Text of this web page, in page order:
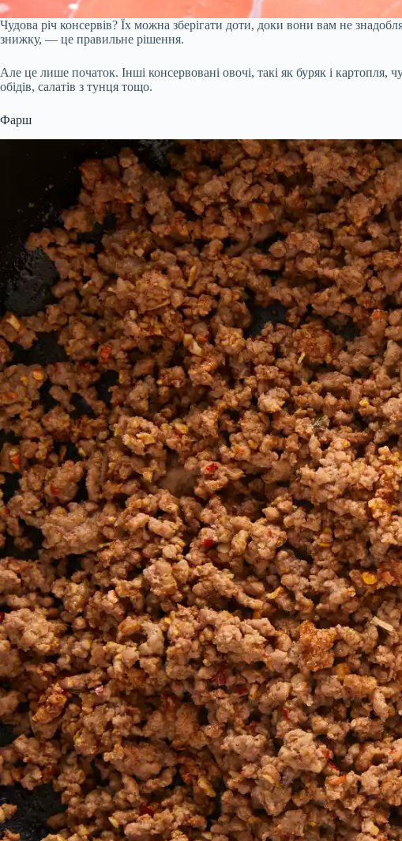
Чудова річ консервів? Їх можна зберігати доти, доки вони вам не
знижку, — це правильне рішення.
Але це лише початок. Інші консервовані овочі, такі як буряк і
обідів, салатів з тунця тощо.
Фарш